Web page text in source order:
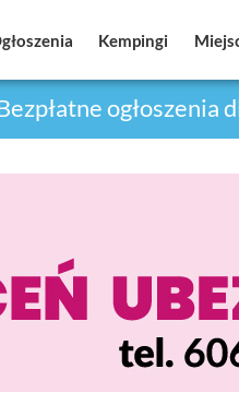
Kempingi
ogłoszenia
Kempingi